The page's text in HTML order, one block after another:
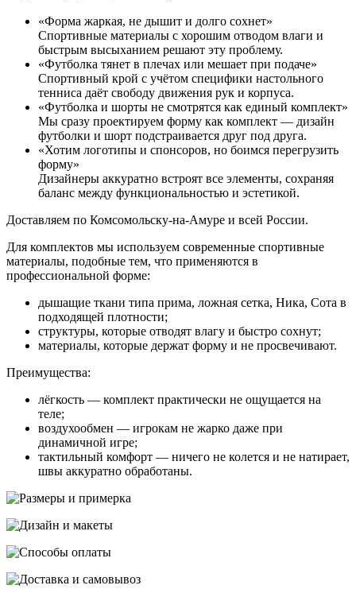
«Форма жаркая, не дышит и долго сохнет»
Спортивные материалы с хорошим отводом влаги и
быстрым высыханием решают эту проблему.
«Футболка тянет в плечах или мешает при подаче»
Спортивный крой с учётом специфики настольного
тенниса даёт свободу движения рук и корпуса.
«Футболка и шорты не смотрятся как единый комплект»
Мы сразу проектируем форму как комплект — дизайн
футболки и шорт подстраивается друг под друга.
«Хотим логотипы и спонсоров, но боимся перегрузить
форму»
Дизайнеры аккуратно встроят все элементы, сохраняя
баланс между функциональностью и эстетикой.
Доставляем по Комсомольску-на-Амуре и всей России.
Для комплектов мы используем современные спортивные
материалы, подобные тем, что применяются в
профессиональной форме:
дышащие ткани типа прима, ложная сетка, Ника, Сота в
подходящей плотности;
структуры, которые отводят влагу и быстро сохнут;
материалы, которые держат форму и не просвечивают.
Преимущества:
лёгкость — комплект практически не ощущается на
теле;
воздухообмен — игрокам не жарко даже при
динамичной игре;
тактильный комфорт — ничего не колется и не натирает,
швы аккуратно обработаны.